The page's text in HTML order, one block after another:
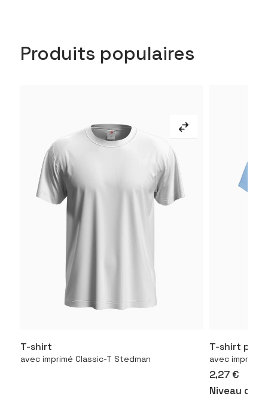
Produits populaires
T-shirt
avec imprimé Classic-T Stedman
T-shirt pour
avec imprimé
2,27 €
Niveau de